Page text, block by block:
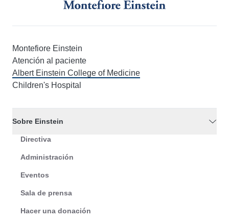
Montefiore Einstein
Atención al paciente
Albert Einstein College of Medicine
Children's Hospital
Sobre Einstein
Directiva
Administración
Eventos
Sala de prensa
Hacer una donación